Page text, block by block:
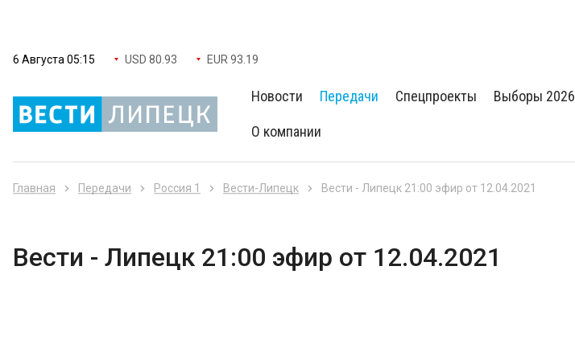
6 Августа 05:15 USD 80.93 EUR 93.19
Новости Передачи Спецпроекты Выборы 2026
О компании
Главная Передачи Россия 1 Вести-Липецк Вести - Липецк 21:00 эфир от 12.04.2021
Вести - Липецк 21:00 эфир от 12.04.2021